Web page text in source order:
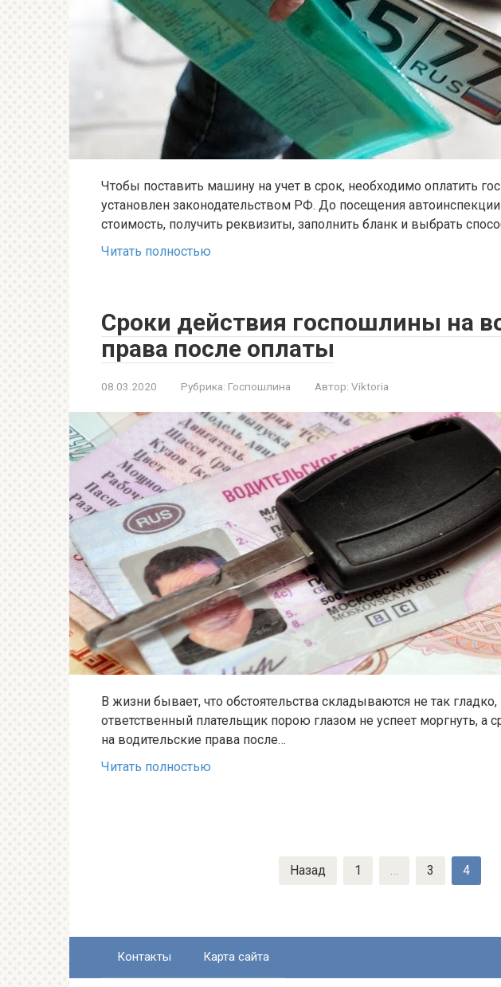
Чтобы поставить машину на учет в срок, необходимо оплатить
установлен законодательством РФ. До посещения автоинспекции
стоимость, получить реквизиты, заполнить бланк и выбрать
Читать полностью
Сроки действия госпошлины на
права после оплаты
08.03.2020 Рубрика: Госпошлина Автор: Viktoria
В жизни бывает, что обстоятельства складываются не так
ответственный плательщик порою глазом не успеет моргнуть, а
на водительские права после…
Читать полностью
Назад 1 3 4
Контакты Карта сайта